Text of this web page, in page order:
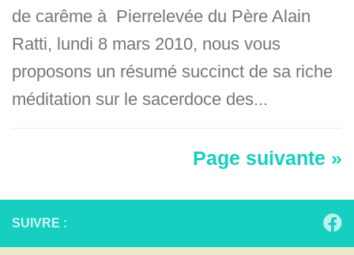
de carême à Pierrelevée du Père Alain
Ratti, lundi 8 mars 2010, nous vous
proposons un résumé succinct de sa riche
méditation sur le sacerdoce des...
Page suivante »
SUIVRE :